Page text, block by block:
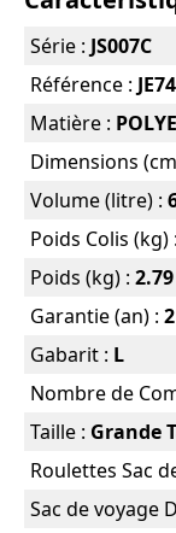
Série : JS007C
Référence :
Matière :
Dimensions
Volume (litre) :
Poids Colis (kg) :
Poids (kg) : 2.79
Garantie (an) : 2
Gabarit : L
Nombre de
Taille : Grande
Roulettes Sac
Sac de voyage